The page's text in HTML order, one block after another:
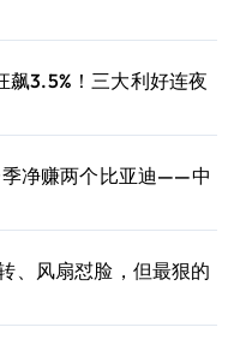
3.5%！三大利好连夜
净赚两个比亚迪——中
、风扇怼脸，但最狠的